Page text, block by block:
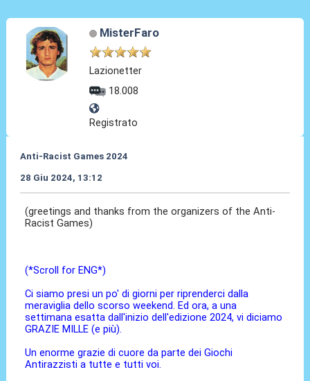
MisterFaro
Lazionetter
18.008
Registrato
Anti-Racist Games 2024
28 Giu 2024, 13:12
(greetings and thanks from the organizers of the Anti-
Racist Games)
(*Scroll for ENG*)
Ci siamo presi un po' di giorni per riprenderci dalla
meraviglia dello scorso weekend. Ed ora, a una
settimana esatta dall'inizio dell'edizione 2024, vi diciamo
GRAZIE MILLE (e più).
Un enorme grazie di cuore da parte dei Giochi
Antirazzisti a tutte e tutti voi.